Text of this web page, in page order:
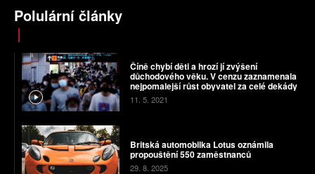
Polulární články
Číně chybí děti a hrozí jí zvýšení
důchodového věku. V cenzu zaznamenala
nejpomalejší růst obyvatel za celé dekády
11. 5. 2021
Britská automobilka Lotus oznámila
propouštění 550 zaměstnanců
29. 8. 2025